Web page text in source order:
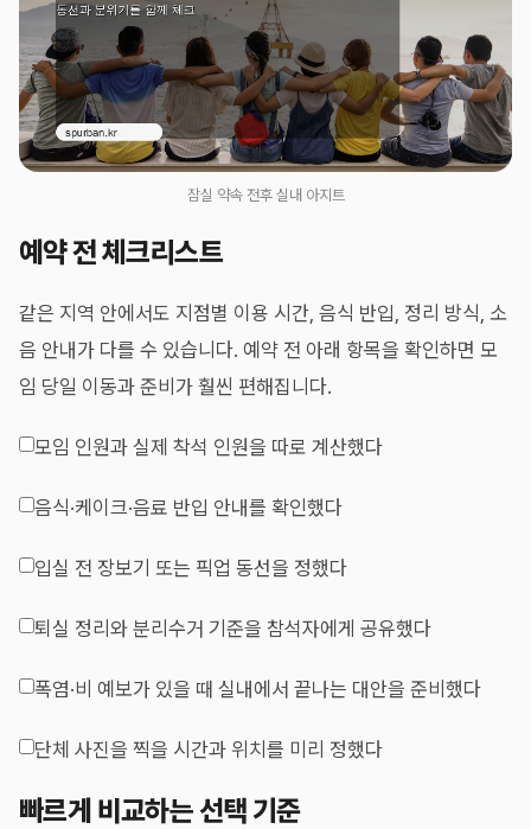
잠실 약속 전후 실내 아지트
예약 전 체크리스트
같은 지역 안에서도 지점별 이용 시간, 음식 반입, 정리 방식, 소
음 안내가 다를 수 있습니다. 예약 전 아래 항목을 확인하면 모
임 당일 이동과 준비가 훨씬 편해집니다.
모임 인원과 실제 착석 인원을 따로 계산했다
음식·케이크·음료 반입 안내를 확인했다
입실 전 장보기 또는 픽업 동선을 정했다
퇴실 정리와 분리수거 기준을 참석자에게 공유했다
폭염·비 예보가 있을 때 실내에서 끝나는 대안을 준비했다
단체 사진을 찍을 시간과 위치를 미리 정했다
빠르게 비교하는 선택 기준